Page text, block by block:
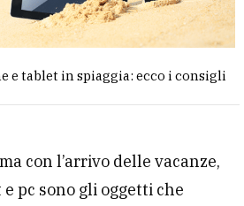
e tablet in spiaggia: ecco i consigli
con l’arrivo delle vacanze,
pc sono gli oggetti che